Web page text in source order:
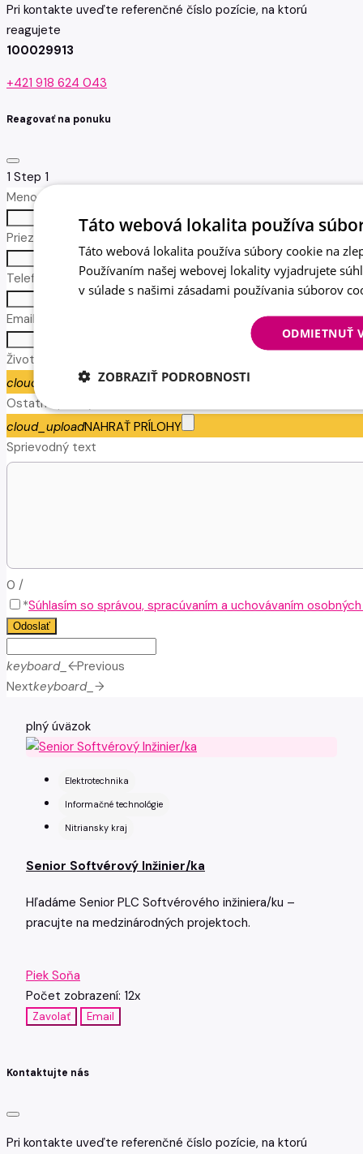
Pri kontakte uveďte referenčné číslo pozície, na ktorú
reagujete
100029913
+421 918 624 043
Reagovať na ponuku
1 Step 1
Meno *
no-icon
Priezvisko *
no-icon
Telefón *
call
Email *
Životopis
cloud_uploadNAHRAŤ ŽIVOTOPIS
Ostatné prílohy
cloud_uploadNAHRAŤ PRÍLOHY
Sprievodný text
0 /
*Súhlasím so správou, spracúvaním a uchovávaním
Odoslať
keyboard_arrow_leftPrevious
Nextkeyboard_arrow_right
plný úväzok
Elektrotechnika
Informačné technológie
Nitriansky kraj
Senior Softvérový Inžinier/ka
Hľadáme Senior PLC Softvérového inžiniera/ku –
pracujte na medzinárodných projektoch.
Piek Soňa
Počet zobrazení: 12x
Zavolať Email
Kontaktujte nás
Pri kontakte uveďte referenčné číslo pozície, na ktorú
Táto webová lokalita používa
Táto webová lokalita používa súbory cookie na
Používaním našej webovej lokality vyjadrujete
v súlade s našimi zásadami používania súborov
ODMIETNUŤ
ZOBRAZIŤ PODROBNOSTI